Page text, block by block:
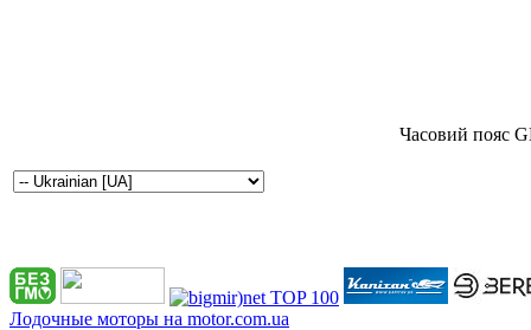
Часовий пояс
Лодочные моторы на motor.com.ua